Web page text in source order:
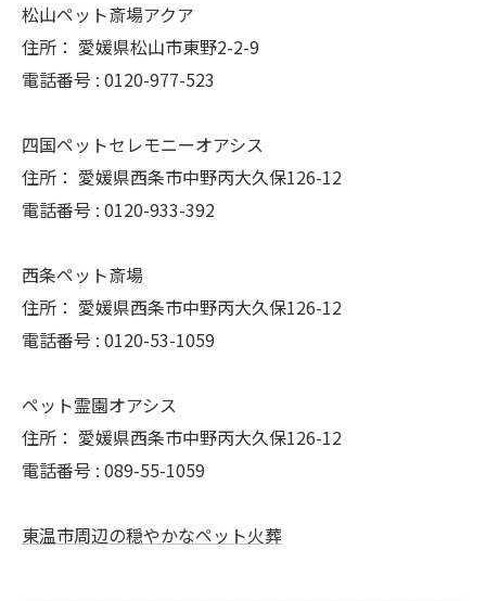
松山ペット斎場アクア
住所： 愛媛県松山市東野2-2-9
電話番号 : 0120-977-523
四国ペットセレモニーオアシス
住所： 愛媛県西条市中野丙大久保126-12
電話番号 : 0120-933-392
西条ペット斎場
住所： 愛媛県西条市中野丙大久保126-12
電話番号 : 0120-53-1059
ペット霊園オアシス
住所： 愛媛県西条市中野丙大久保126-12
電話番号 : 089-55-1059
東温市周辺の穏やかなペット火葬